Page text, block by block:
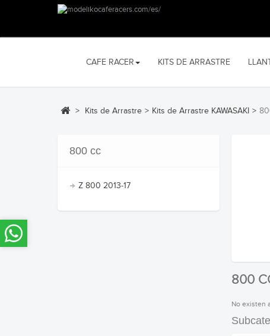
CAFE RACER KITS DE ARRASTRE
> Kits de Arrastre > Kits de Arrastre KAWASAKI >
800 cc
Z 800 2013-17
800
No existen